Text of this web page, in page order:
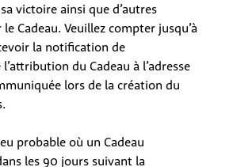
victoire ainsi que d’autres
Cadeau. Veuillez compter jusqu’à
la notification de
du Cadeau à l’adresse
lors de la création du
probable où un Cadeau
les 90 jours suivant la